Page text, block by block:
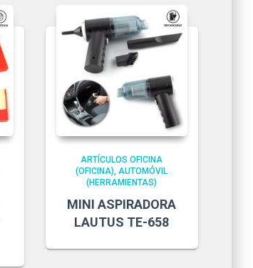
ARTÍCULOS OFICINA
(OFICINA) AUTOMÓVIL
(HERRAMIENTAS)
MINI ASPIRADORA
LAUTUS TE-658